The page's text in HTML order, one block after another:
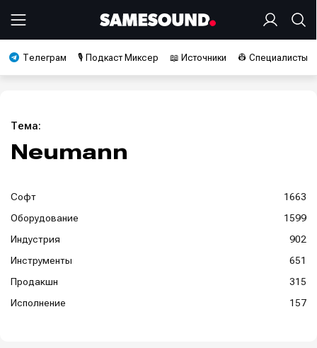
Телеграм 🎙️ Подкаст Миксер 📖 Источники 👷 Специалисты
Тема:
Neumann
Софт
1663
Оборудование
1599
Индустрия
902
Инструменты
651
Продакшн
315
Исполнение
157